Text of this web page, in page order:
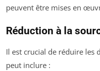
peuvent être mises en
Réduction à la
Il est crucial de réduire les
peut inclure :